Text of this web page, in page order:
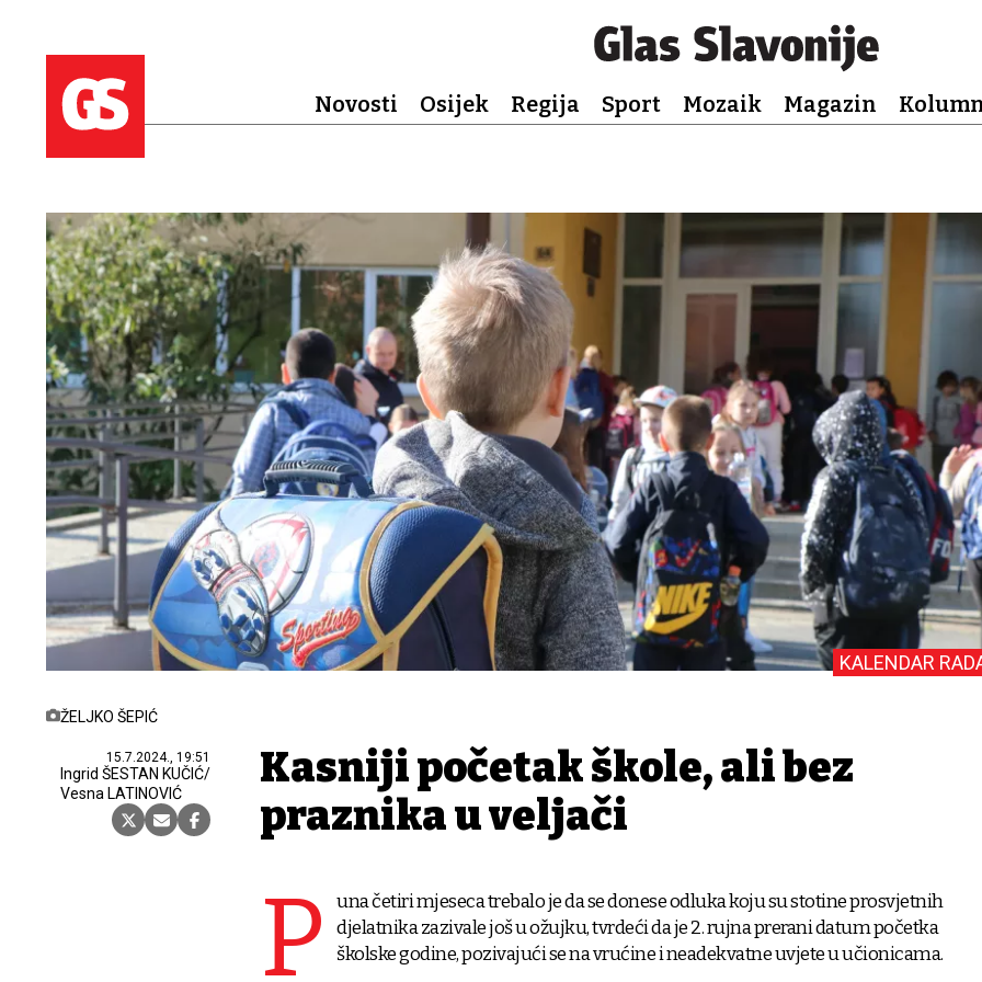
Novosti Osijek Regija Sport Mozaik Magazin
ŽELJKO ŠEPIĆ
15.7.2024., 19:51
Ingrid ŠESTAN KUČIĆ/
Vesna LATINOVIĆ
KALENDAR
Kasniji početak škole, ali bez
praznika u veljači
P
una četiri mjeseca trebalo je da se donese odluka koju su stotine prosvjetnih
djelatnika zazivale još u ožujku, tvrdeći da je 2. rujna prerani datum početka
školske godine, pozivajući se na vrućine i neadekvatne uvjete u učionicama.